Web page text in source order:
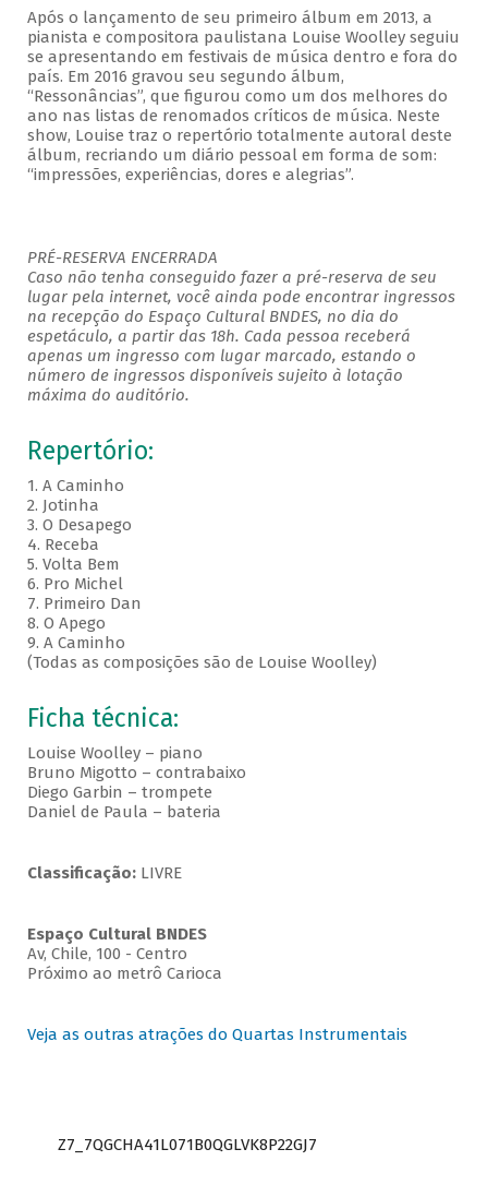
Após o lançamento de seu primeiro álbum em 2013, a
pianista e compositora paulistana Louise Woolley seguiu
se apresentando em festivais de música dentro e fora do
país. Em 2016 gravou seu segundo álbum,
“Ressonâncias”, que figurou como um dos melhores do
ano nas listas de renomados críticos de música. Neste
show, Louise traz o repertório totalmente autoral deste
álbum, recriando um diário pessoal em forma de som:
“impressões, experiências, dores e alegrias”.
PRÉ-RESERVA ENCERRADA
Caso não tenha conseguido fazer a pré-reserva de seu
lugar pela internet, você ainda pode encontrar ingressos
na recepção do Espaço Cultural BNDES, no dia do
espetáculo, a partir das 18h. Cada pessoa receberá
apenas um ingresso com lugar marcado, estando o
número de ingressos disponíveis sujeito à lotação
máxima do auditório.
Repertório:
1. A Caminho
2. Jotinha
3. O Desapego
4. Receba
5. Volta Bem
6. Pro Michel
7. Primeiro Dan
8. O Apego
9. A Caminho
(Todas as composições são de Louise Woolley)
Ficha técnica:
Louise Woolley – piano
Bruno Migotto – contrabaixo
Diego Garbin – trompete
Daniel de Paula – bateria
Classificação:LIVRE
Espaço Cultural BNDES
Av, Chile, 100 - Centro
Próximo ao metrô Carioca
Veja as outras atrações do Quartas Instrumentais
Z7_7QGCHA41L071B0QGLVK8P22GJ7